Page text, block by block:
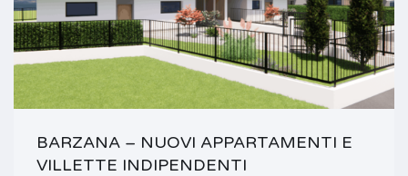
BARZANA – NUOVI APPARTAMENTI E
VILLETTE INDIPENDENTI